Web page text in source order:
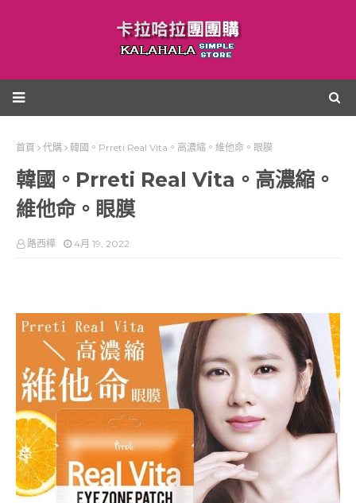
首頁 代購 韓國。Prreti Real Vita。高濃縮。維他命。眼膜
韓國。Prreti Real Vita。高濃縮。
維他命。眼膜
路西樺 4月 19, 2022